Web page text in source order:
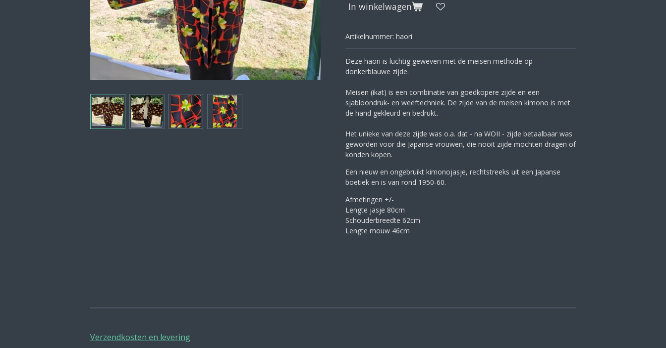
In winkelwagen
Artikelnummer: haori
Deze haori is luchtig geweven met de meisen methode op
donkerblauwe zijde.
Meisen (ikat) is een combinatie van goedkopere zijde en een
sjabloondruk- en weeftechniek. De zijde van de meisen kimono is met
de hand gekleurd en bedrukt.
Het unieke van deze zijde was o.a. dat - na WOII - zijde betaalbaar was
geworden voor die Japanse vrouwen, die nooit zijde mochten dragen of
konden kopen.
Een nieuw en ongebruikt kimonojasje, rechtstreeks uit een Japanse
boetiek en is van rond 1950-60.
Afmetingen +/-
Lengte jasje 80cm
Schouderbreedte 62cm
Lengte mouw 46cm
Verzendkosten en levering